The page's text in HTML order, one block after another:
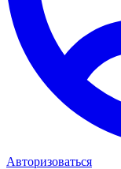
Авторизоваться